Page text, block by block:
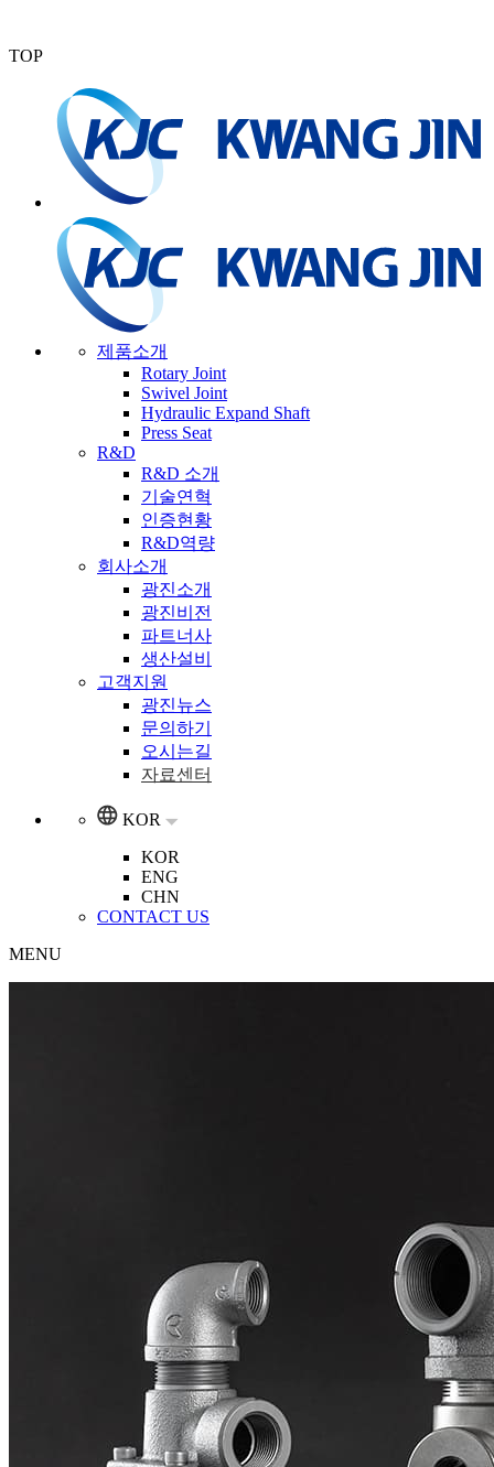
TOP
제품소개
Rotary Joint
Swivel Joint
Hydraulic Expand Shaft
Press Seat
R&D
R&D 소개
기술연혁
인증현황
R&D역량
회사소개
광진소개
광진비전
파트너사
생산설비
고객지원
광진뉴스
문의하기
오시는길
자료센터
KOR
KOR
ENG
CHN
CONTACT US
MENU